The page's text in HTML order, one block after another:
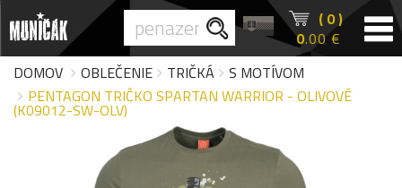
( 0 )
0.00 €
DOMOV
OBLEČENIE TRIČKÁ
S MOTÍVOM
PENTAGON TRIČKO SPARTAN WARRIOR - OLIVOVÉ
(K09012-SW-OLV)